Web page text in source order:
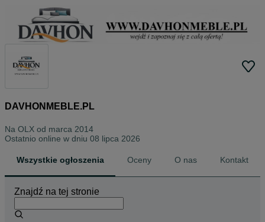
DAVHONMEBLE.PL
Na OLX od marca 2014
Ostatnio online w dniu 08 lipca 2026
Wszystkie ogłoszenia Oceny O nas Kontakt
Znajdź na tej stronie